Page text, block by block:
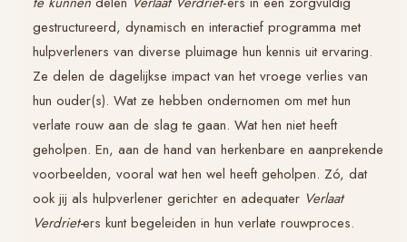
gestructureerd, dynamisch en interactief programma met
hulpverleners van diverse pluimage hun kennis uit ervaring.
Ze delen de dagelijkse impact van het vroege verlies van
hun ouder(s). Wat ze hebben ondernomen om met hun
verlate rouw aan de slag te gaan. Wat hen niet heeft
geholpen. En, aan de hand van herkenbare en aanprekende
voorbeelden, vooral wat hen wel heeft geholpen. Zó, dat
ook jij als hulpverlener gerichter en adequater Verlaat
Verdriet-ers kunt begeleiden in hun verlate rouwproces.